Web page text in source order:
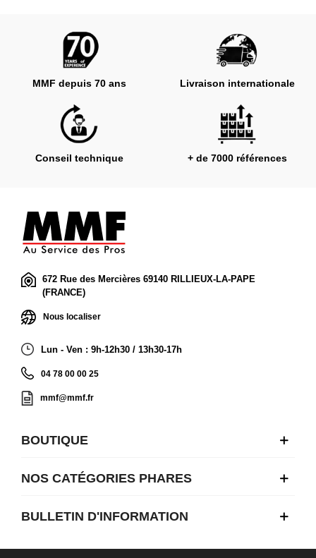
MMF depuis 70 ans Livraison internationale
Conseil technique + de 7000 références
672 Rue des Mercières 69140 RILLIEUX-LA-PAPE
(FRANCE)
Nous localiser
Lun - Ven : 9h-12h30 / 13h30-17h
04 78 00 00 25
mmf@mmf.fr
BOUTIQUE
NOS CATÉGORIES PHARES
BULLETIN D'INFORMATION